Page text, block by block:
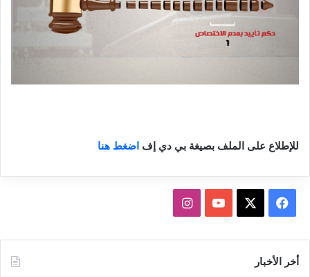
للإطلاع على الملف بصيغة بي دي إف اضغط هنا
س
أخر الأخبار